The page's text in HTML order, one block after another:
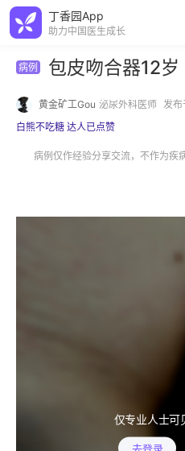
丁香园App
助力中国医生成长
病例 包皮吻合器12岁
黄金矿工Gou 泌尿外科医师 发
白熊不吃糖 达人已点赞
病例仅作经验分享交流，不作为疾
仅专业人士可
去登录